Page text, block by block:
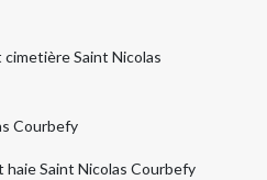
Saint Nicolas
Courbefy
haie Saint Nicolas Courbefy